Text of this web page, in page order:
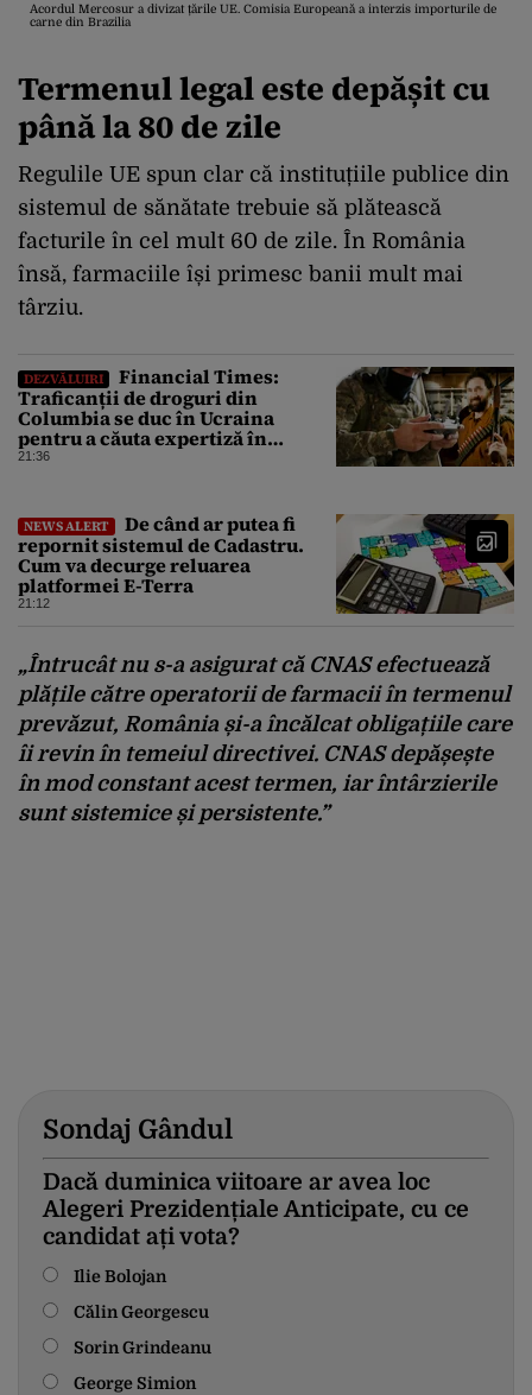
Acordul Mercosur a divizat țările UE. Comisia Europeană a interzis importurile de
carne din Brazilia
Termenul legal este depășit cu
până la 80 de zile
Regulile UE spun clar că instituțiile publice din
sistemul de sănătate trebuie să plătească
facturile în cel mult 60 de zile. În România
însă, farmaciile își primesc banii mult mai
târziu.
DEZVĂLUIRI
Financial Times:
Traficanții de droguri din
Columbia se duc în Ucraina
pentru a căuta expertiză în
domeniul dronelor
21:36
NEWS ALERT
De când ar putea fi
repornit sistemul de Cadastru.
Cum va decurge reluarea
platformei E-Terra
21:12
„Întrucât nu s-a asigurat că CNAS efectuează
plățile către operatorii de farmacii în termenul
prevăzut, România și-a încălcat obligațiile care
îi revin în temeiul directivei. CNAS depășește
în mod constant acest termen, iar întârzierile
sunt sistemice și persistente.”
Sondaj Gândul
Dacă duminica viitoare ar avea loc
Alegeri Prezidențiale Anticipate, cu ce
candidat ați vota?
Ilie Bolojan
Călin Georgescu
Sorin Grindeanu
George Simion